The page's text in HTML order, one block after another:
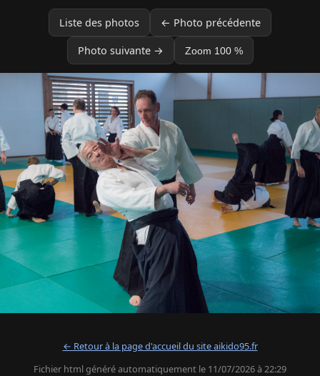
Liste des photos ← Photo précédente
Photo suivante → Zoom 100 %
← Retour à la page d'accueil du site aikido95.fr
Fichier html généré automatiquement le 11/07/2026 à 22:29